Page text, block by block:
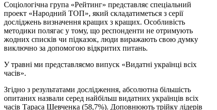
Соціологічна група «Рейтинг» представляє спеціальний
проект «Народний ТОП», який складатиметься з серії
досліджень визначення кращих з кращих. Особливість
методики полягає у тому, що респонденти не отримують
жодних списків чи підказок, люди виражають свою думку
виключно за допомогою відкритих питань.
У травні ми представляємо випуск «Видатні українці всіх
часів».
Згідно з результатами дослідження, абсолютна більшість
опитаних назвали серед найбільш видатних українців всіх
часів Тараса Шевченка (58,7%). Доповнюють трійку лідерів